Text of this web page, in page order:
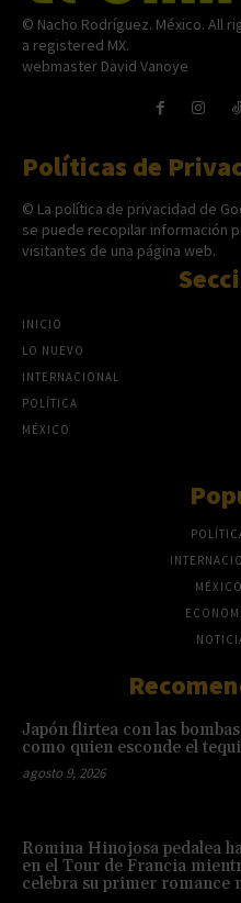
© Nacho Rodríguez. México. All
a registered MX.
webmaster David Vanoye
Políticas de
© La política de privacidad de
se puede recopilar información
visitantes de una página web.
INICIO
LO NUEVO
INTERNACIONAL
POLÍTICA
MÉXICO
MÉXICO
Japón flirtea con las
como quien esconde el
agosto 9, 2026
Romina Hinojosa pedalea
en el Tour de Francia
celebra su primer romance